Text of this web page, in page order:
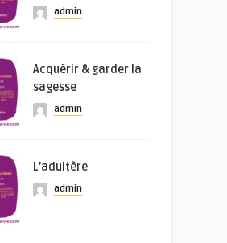
admin
Acquérir & garder la
sagesse
admin
L’adultère
admin